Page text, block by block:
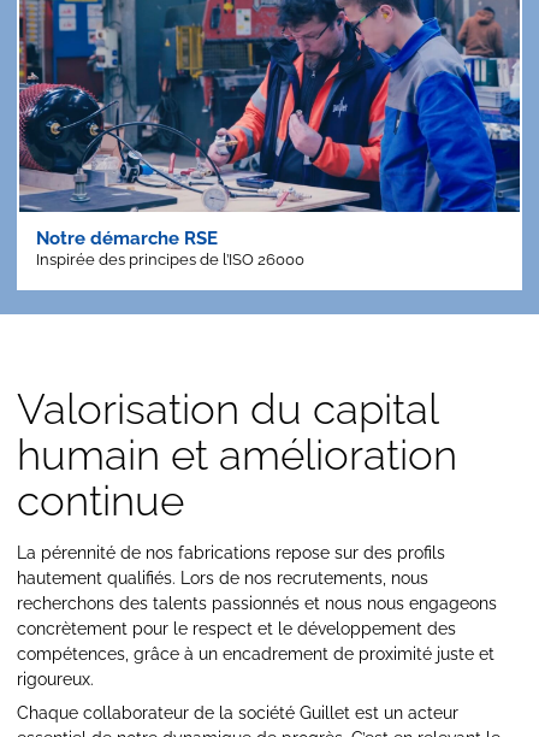
Notre démarche RSE
Inspirée des principes de l’ISO 26000
Valorisation du capital
humain et amélioration
continue
La pérennité de nos fabrications repose sur des profils
hautement qualifiés. Lors de nos recrutements, nous
recherchons des talents passionnés et nous nous engageons
concrètement pour le respect et le développement des
compétences, grâce à un encadrement de proximité juste et
rigoureux.
Chaque collaborateur de la société Guillet est un acteur